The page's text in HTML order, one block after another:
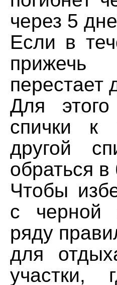
через 5
Если в
прижечь
перестает
Для
спички к
другой
обраться
Чтобы
с черной
ряду
для
участки,